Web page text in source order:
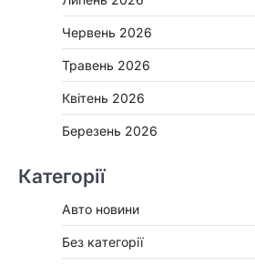
Червень 2026
Травень 2026
Квітень 2026
Березень 2026
Категорії
Авто новини
Без категорії